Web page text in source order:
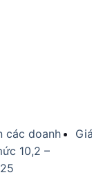
các doanh
10,2 –